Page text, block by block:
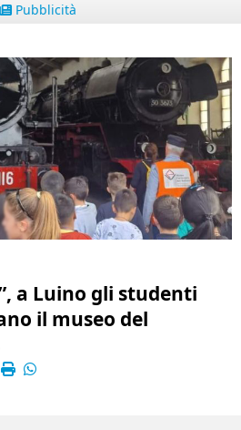
Pubblicità
a Luino gli studenti
il museo del